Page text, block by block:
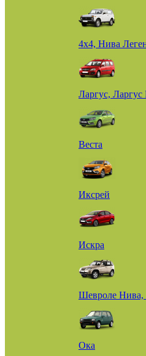
4х4, Нива
Ларгус, Ларгус
Веста
Иксрей
Искра
Шевроле Нива,
Ока